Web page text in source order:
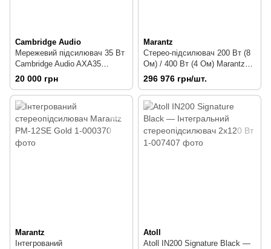
Cambridge Audio
Мережевий підсилювач 35 Вт
Cambridge Audio AXA35
Integrated Amplifier Grey
20 000 грн
Marantz
Стерео-підсилювач 200 Вт (8
Ом) / 400 Вт (4 Ом) Marantz
PM10 Black Premium series
296 976 грн/шт.
Marantz
Інтегрований
Atoll
Atoll IN200 Signature Black —